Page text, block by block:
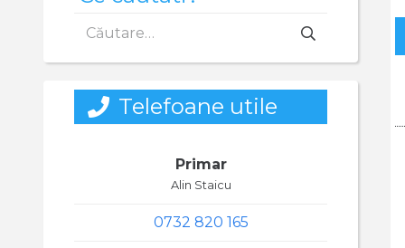
după:
Telefoane utile
Primar
Alin Staicu
0732 820 165